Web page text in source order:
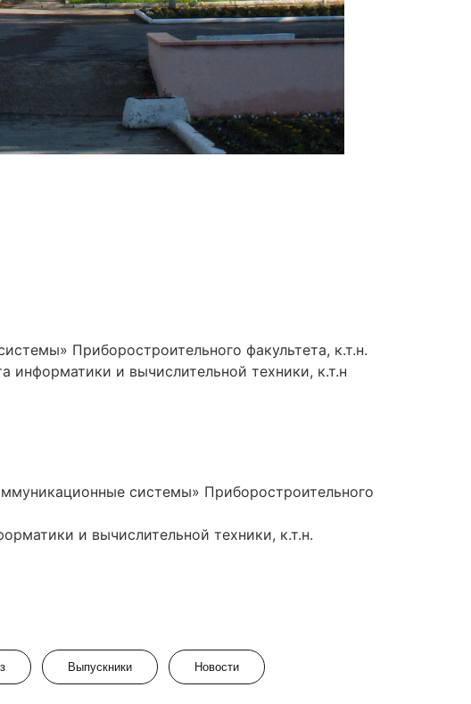
Приборостроительного факультета, к.т.н.
информатики и вычислительной техники, к.т.н
системы» Приборостроительного
и вычислительной техники, к.т.н.
Выпускники Новости